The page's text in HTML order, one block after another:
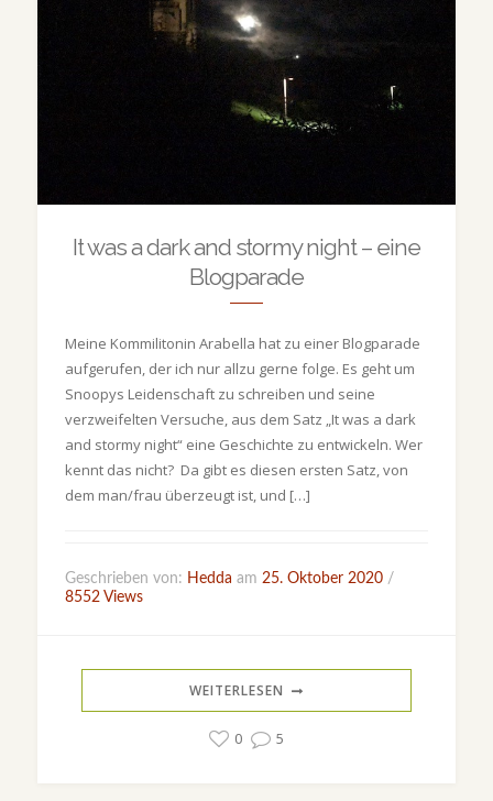
It was a dark and stormy night – eine
Blogparade
Meine Kommilitonin Arabella hat zu einer Blogparade
aufgerufen, der ich nur allzu gerne folge. Es geht um
Snoopys Leidenschaft zu schreiben und seine
verzweifelten Versuche, aus dem Satz „It was a dark
and stormy night“ eine Geschichte zu entwickeln. Wer
kennt das nicht? Da gibt es diesen ersten Satz, von
dem man/frau überzeugt ist, und […]
Geschrieben von: Hedda am 25. Oktober 2020 /
8552 Views
WEITERLESEN
0 5